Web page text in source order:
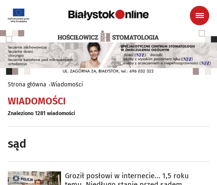
Strona główna Wiadomości
WIADOMOŚCI
Znaleziono 1281 wiadomości
sąd
Groził posłowi w internecie... 1,5 roku